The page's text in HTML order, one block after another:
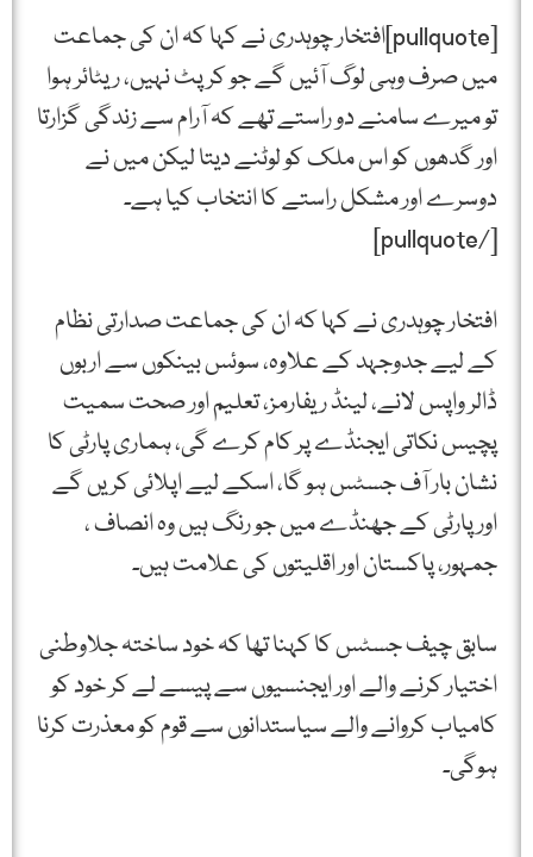
[pullquote]افتخار چوہدری نے کہا کہ ان کی جماعت
میں صرف وہی لوگ آئیں گے جو کرپٹ نہیں، ریٹائر ہوا
تو میرے سامنے دو راستے تھے کہ آرام سے زندگی گزارتا
اور گدھوں کو اس ملک کو لوٹنے دیتا لیکن میں نے
دوسرے اور مشکل راستے کا انتخاب کیا ہے۔
[/pullquote]
افتخار چوہدری نے کہا کہ ان کی جماعت صدارتی نظام
کے لیے جدوجہد کے علاوہ، سوئس بینکوں سے اربوں
ڈالر واپس لانے، لینڈ ریفارمز، تعلیم اور صحت سمیت
پچیس نکاتی ایجنڈے پر کام کرے گی، ہماری پارٹی کا
نشان بار آف جسٹس ہو گا، اسکے لیے اپلائی کریں گے
اور پارٹی کے جھنڈے میں جو رنگ ہیں وہ انصاف ،
جمہور، پاکستان اور اقلیتوں کی علامت ہیں۔
سابق چیف جسٹس کا کہنا تھا کہ خود ساختہ جلاوطنی
اختیار کرنے والے اور ایجنسیوں سے پیسے لے کر خود کو
کامیاب کروانے والے سیاستدانوں سے قوم کو معذرت کرنا
ہوگی۔